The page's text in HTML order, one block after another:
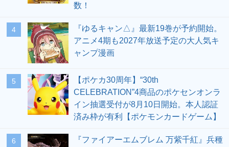
数！
4
『ゆるキャン△』最新19巻が予約開始。
アニメ4期も2027年放送予定の大人気キ
ャンプ漫画
5
【ポケカ30周年】“30th
CELEBRATION”4商品のポケセンオンラ
イン抽選受付が8月10日開始。本人認証
済み枠が有利【ポケモンカードゲーム】
6
『ファイアーエムブレム 万紫千紅』兵種